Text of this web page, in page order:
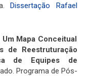
Dissertação Rafael
Um Mapa Conceitual
de Reestruturação
de Equipes de
Programa de Pós-